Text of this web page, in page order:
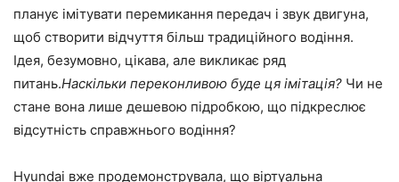
планує імітувати перемикання передач і звук двигуна,
щоб створити відчуття більш традиційного водіння.
Ідея, безумовно, цікава, але викликає ряд
питань.Наскільки переконливою буде ця імітація? Чи не
стане вона лише дешевою підробкою, що підкреслює
відсутність справжнього водіння?
Hyundai вже продемонструвала, що віртуальна